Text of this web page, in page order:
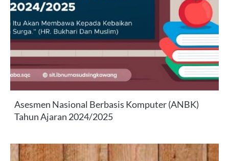
Asesmen Nasional Berbasis Komputer (ANBK)
Tahun Ajaran 2024/2025